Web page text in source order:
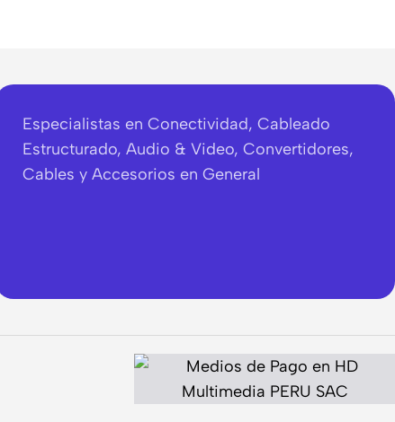
Especialistas en Conectividad, Cableado
Estructurado, Audio & Video, Convertidores,
Cables y Accesorios en General